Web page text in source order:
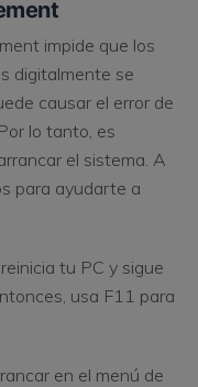
impide que los
digitalmente se
causar el error de
lo tanto, es
el sistema. A
para ayudarte a
tu PC y sigue
usa F11 para
en el menú de